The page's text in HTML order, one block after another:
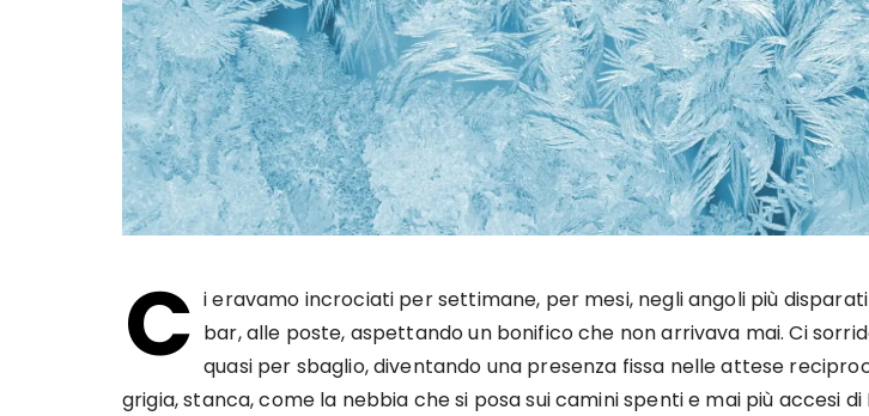
C i eravamo incrociati per settimane, per mesi, negli angoli più
bar, alle poste, aspettando un bonifico che non arrivava mai. Ci
quasi per sbaglio, diventando una presenza fissa nelle attese
grigia, stanca, come la nebbia che si posa sui camini spenti e mai più accesi di